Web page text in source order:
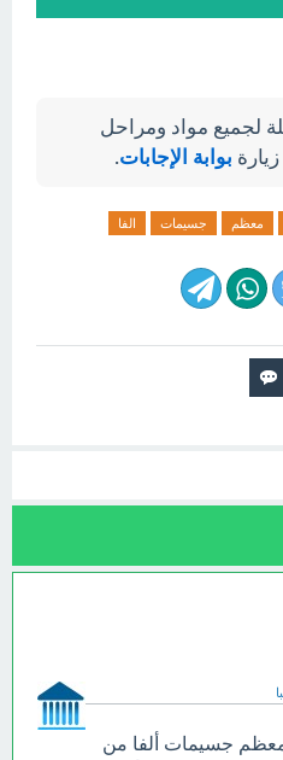
لجميع مواد ومراحل
بوابة الإجابات.
معظم جسيمات الفا
معظم جسيمات ألفا من